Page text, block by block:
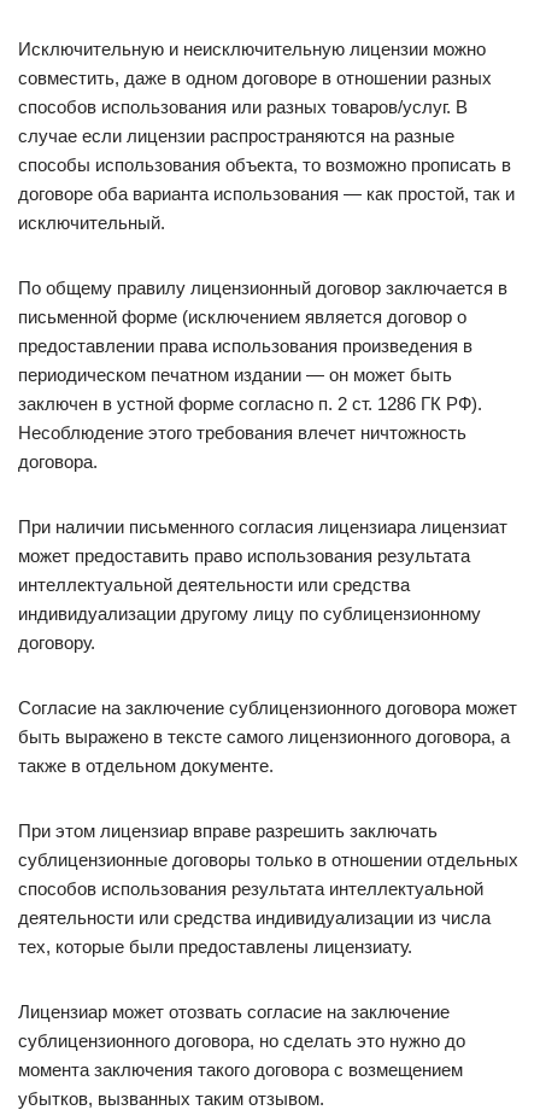
Исключительную и неисключительную лицензии можно
совместить, даже в одном договоре в отношении разных
способов использования или разных товаров/услуг. В
случае если лицензии распространяются на разные
способы использования объекта, то возможно прописать в
договоре оба варианта использования — как простой, так и
исключительный.
По общему правилу лицензионный договор заключается в
письменной форме (исключением является договор о
предоставлении права использования произведения в
периодическом печатном издании — он может быть
заключен в устной форме согласно п. 2 ст. 1286 ГК РФ).
Несоблюдение этого требования влечет ничтожность
договора.
При наличии письменного согласия лицензиара лицензиат
может предоставить право использования результата
интеллектуальной деятельности или средства
индивидуализации другому лицу по сублицензионному
договору.
Согласие на заключение сублицензионного договора может
быть выражено в тексте самого лицензионного договора, а
также в отдельном документе.
При этом лицензиар вправе разрешить заключать
сублицензионные договоры только в отношении отдельных
способов использования результата интеллектуальной
деятельности или средства индивидуализации из числа
тех, которые были предоставлены лицензиату.
Лицензиар может отозвать согласие на заключение
сублицензионного договора, но сделать это нужно до
момента заключения такого договора с возмещением
убытков, вызванных таким отзывом.